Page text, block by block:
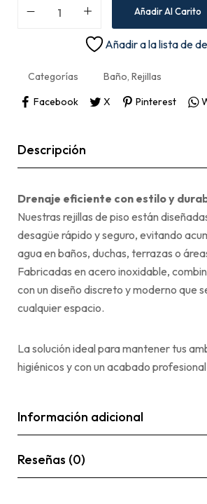
Añadir Al Carito
Añadir a la lista de
Categorías Baño, Rejillas
Facebook
X Pinterest
Descripción
Drenaje eficiente con estilo y
Nuestras rejillas de piso están
desagüe rápido y seguro, evitando
agua en baños, duchas, terrazas o
Fabricadas en acero inoxidable,
con un diseño discreto y moderno que
cualquier espacio.
La solución ideal para mantener tus
higiénicos y con un acabado
Información adicional
Reseñas (0)